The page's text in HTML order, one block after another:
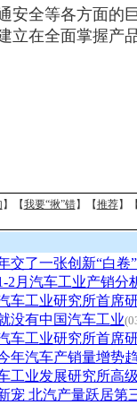
安全等各方面的
立在全面掌握产
】【我要“揪”错】【推荐】
交了一张创新“白卷”
2月汽车工业产销分
车工业研究所首席
没有中国汽车工业
车工业研究所首席
年汽车产销量增势
工业发展研究所高
宠 北汽产量跃居第